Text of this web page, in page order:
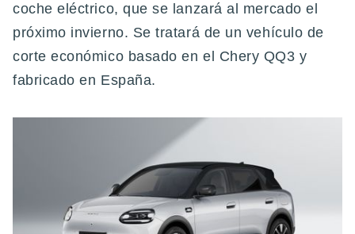
coche eléctrico, que se lanzará al mercado el
próximo invierno. Se tratará de un vehículo de
corte económico basado en el Chery QQ3 y
fabricado en España.